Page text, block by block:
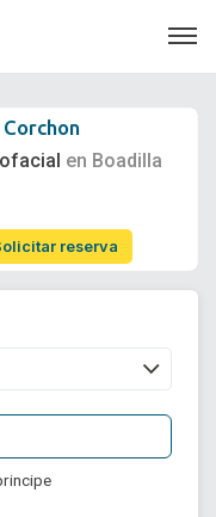
en Boadilla
reserva